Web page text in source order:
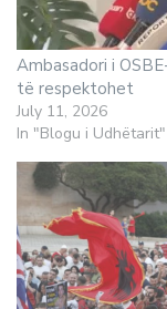
Ambasadori i
të respektohet
July 11, 2026
In "Blogu i Udhëtarit"